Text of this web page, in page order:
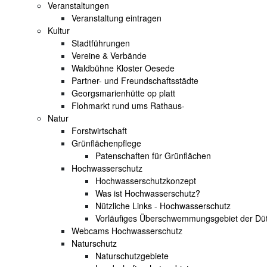
Veranstaltungen
Veranstaltung eintragen
Kultur
Stadtführungen
Vereine & Verbände
Waldbühne Kloster Oesede
Partner- und Freundschaftsstädte
Georgsmarienhütte op platt
Flohmarkt rund ums Rathaus-
Natur
Forstwirtschaft
Grünflächenpflege
Patenschaften für Grünflächen
Hochwasserschutz
Hochwasserschutzkonzept
Was ist Hochwasserschutz?
Nützliche Links - Hochwasserschutz
Vorläufiges Überschwemmungsgebiet der
Webcams Hochwasserschutz
Naturschutz
Naturschutzgebiete